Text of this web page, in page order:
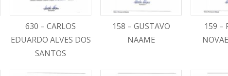
630 – CARLOS
EDUARDO ALVES DOS
SANTOS
158 – GUSTAVO
NAAME
159 –